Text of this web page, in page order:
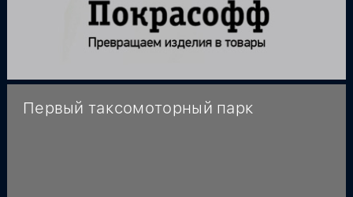
Первый таксомоторный парк